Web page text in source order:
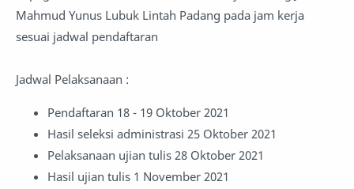
Mahmud Yunus Lubuk Lintah Padang pada jam kerja
sesuai jadwal pendaftaran
Jadwal Pelaksanaan :
Pendaftaran 18 - 19 Oktober 2021
Hasil seleksi administrasi 25 Oktober 2021
Pelaksanaan ujian tulis 28 Oktober 2021
Hasil ujian tulis 1 November 2021